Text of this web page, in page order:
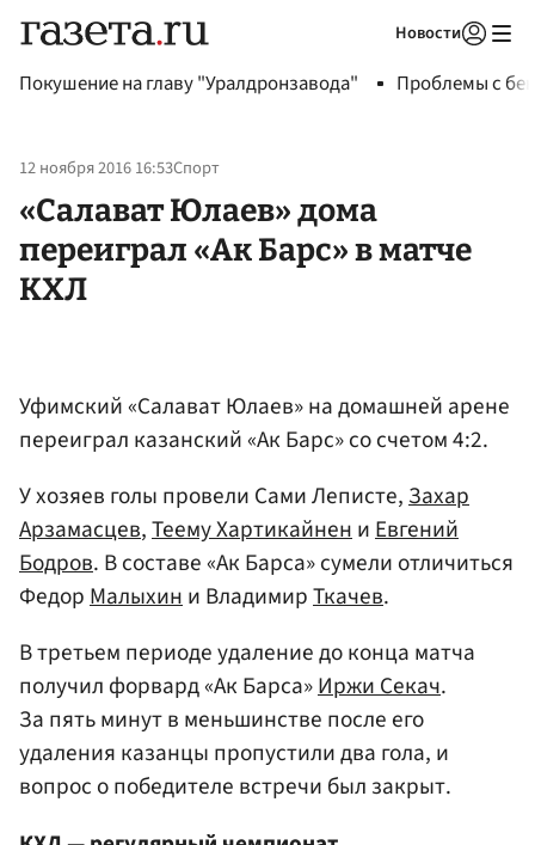
Новости
Покушение на главу "Уралдронзавода" Проблемы с
12 ноября 2016 16:53Спорт
«Салават Юлаев» дома
переиграл «Ак Барс» в матче
КХЛ
Уфимский «Салават Юлаев» на домашней арене
переиграл казанский «Ак Барс» со счетом 4:2.
У хозяев голы провели Сами Леписте,Захар
Арзамасцев,Теему ХартикайнениЕвгений
Бодров. В составе «Ак Барса» сумели отличиться
ФедорМалыхини ВладимирТкачев.
В третьем периоде удаление до конца матча
получил форвард «Ак Барса»Иржи Секач.
За пять минут в меньшинстве после его
удаления казанцы пропустили два гола, и
вопрос о победителе встречи был закрыт.